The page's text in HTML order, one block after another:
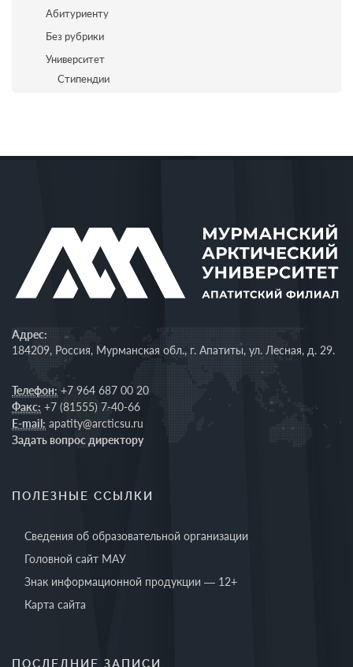
Абитуриенту
Без рубрики
Университет
Стипендии
Адрес:
184209, Россия, Мурманская обл., г. Апатиты, ул. Лесная, д. 29.
Телефон: +7 964 687 00 20
Факс: +7 (81555) 7-40-66
E-mail: apatity@arcticsu.ru
Задать вопрос директору
ПОЛЕЗНЫЕ ССЫЛКИ
Сведения об образовательной организации
Головной сайт МАУ
Знак информационной продукции — 12+
Карта сайта